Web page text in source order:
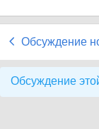
Обсуждение
Обсуждение